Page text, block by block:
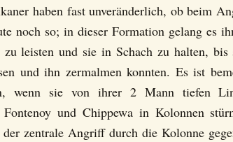
haben fast unveränderlich, ob beim
noch so; in dieser Formation gelang es
zu leisten und sie in Schach zu halten,
und ihn zermalmen konnten. Es ist
wenn sie von ihrer 2 Mann tiefen
und Chippewa in Kolonnen
zentrale Angriff durch die Kolonne